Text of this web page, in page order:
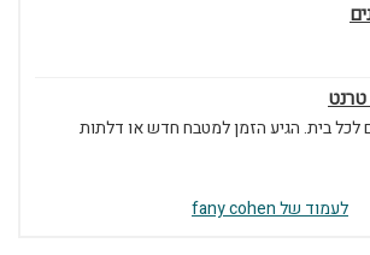
לכל בית. הגיע הזמן למטבח חדש או דלתות
לעמוד של fany cohen